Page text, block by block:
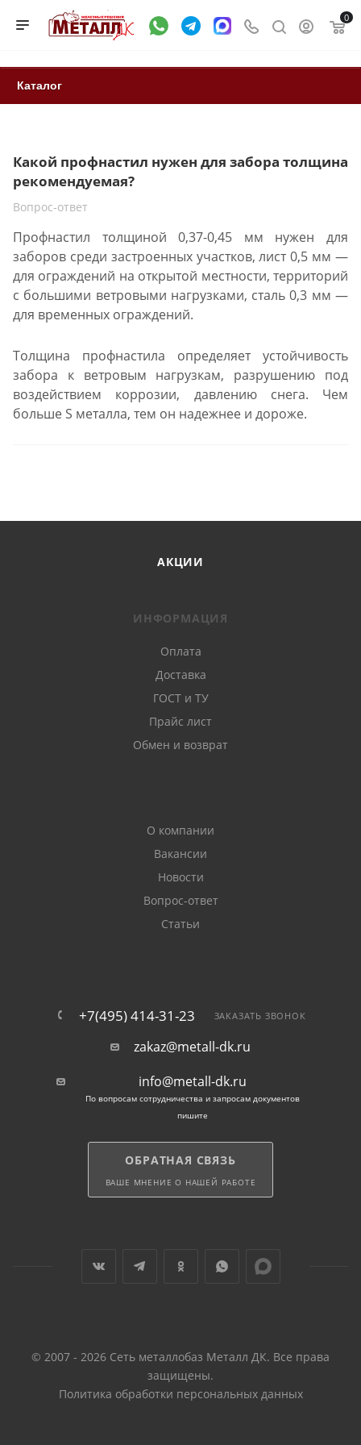
0
Каталог
Какой профнастил нужен для забора толщина
рекомендуемая?
Вопрос-ответ
Профнастил толщиной 0,37-0,45 мм нужен для
заборов среди застроенных участков, лист 0,5 мм —
для ограждений на открытой местности, территорий
с большими ветровыми нагрузками, сталь 0,3 мм —
для временных ограждений.
Толщина профнастила определяет устойчивость
забора к ветровым нагрузкам, разрушению под
воздействием коррозии, давлению снега. Чем
больше S металла, тем он надежнее и дороже.
АКЦИИ
ИНФОРМАЦИЯ
Оплата
Доставка
ГОСТ и ТУ
Прайс лист
Обмен и возврат
О компании
Вакансии
Новости
Вопрос-ответ
Статьи
+7(495) 414-31-23 ЗАКАЗАТЬ ЗВОНОК
zakaz@metall-dk.ru
info@metall-dk.ru
По вопросам сотрудничества и запросам документов
пишите
ОБРАТНАЯ СВЯЗЬ
ВАШЕ МНЕНИЕ О НАШЕЙ РАБОТЕ
© 2007 - 2026 Сеть металлобаз Металл ДК. Все права
защищены.
Политика обработки персональных данных